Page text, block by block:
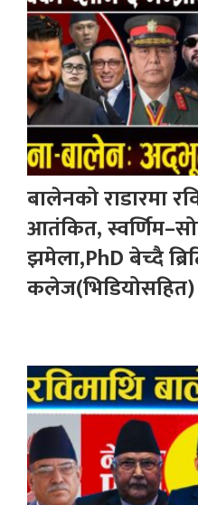
बालेनको राडारमा
आतंकित,
झमेला,PhD बेच्दै
कलेज(भिडियोसहित)